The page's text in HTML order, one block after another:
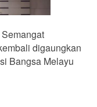
digaungkan
Bangsa Melayu